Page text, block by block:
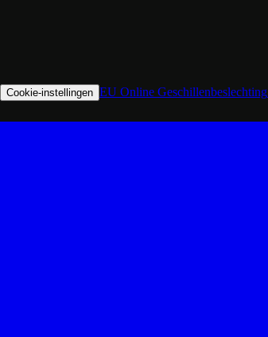
Cookie-instellingen EU Online Geschillenbeslechting